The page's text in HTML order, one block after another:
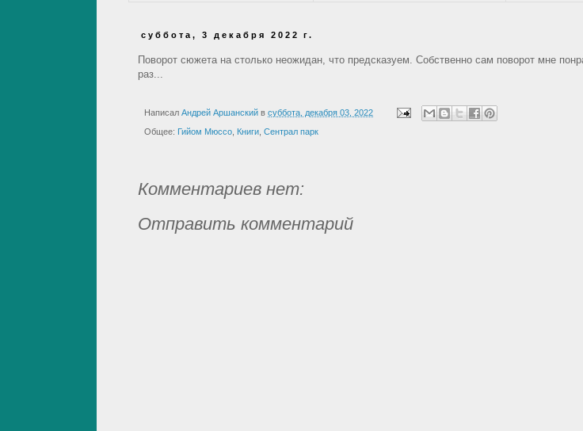
суббота, 3 декабря 2022 г.
Поворот сюжета на столько неожидан, что предсказуем. Собственно сам поворот мне
раз...
Написал Андрей Аршанский в суббота, декабря 03, 2022
Общее: Гийом Мюссо Книги Сентрал парк
Комментариев нет:
Отправить комментарий